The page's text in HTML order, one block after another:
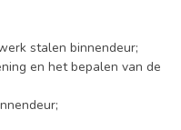
stalen binnendeur;
en het bepalen van de